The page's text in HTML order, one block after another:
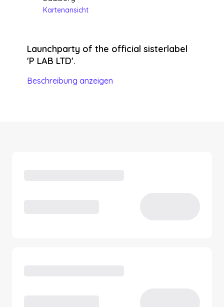
Kartenansicht
Launchparty of the official sisterlabel
'P LAB LTD'.
Beschreibung anzeigen